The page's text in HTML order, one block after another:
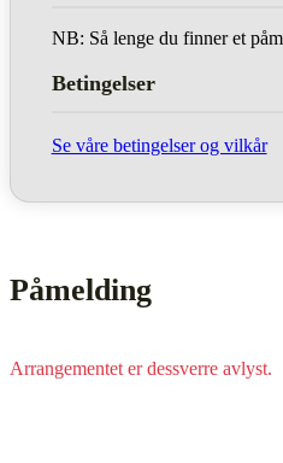
Påmelding
Arrangementet er dessverre avlyst.
NB: Så lenge du finner et
Betingelser
Se våre betingelser og vilkår